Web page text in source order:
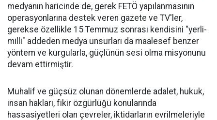
medyanın haricinde de, gerek FETÖ yapılanmasının
operasyonlarına destek veren gazete ve TV'ler,
gerekse özellikle 15 Temmuz sonrası kendisini "yerli-
milli" addeden medya unsurları da maalesef benzer
yöntem ve kurgularla, güçlünün sesi olma misyonunu
devam ettirmiştir.
Muhalif ve güçsüz olunan dönemlerde adalet, hukuk,
insan hakları, fikir özgürlüğü konularında
hassasiyetleri olan çevreler, iktidarların evrilmeleriyle